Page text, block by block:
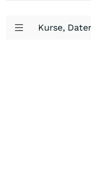
Kurse,